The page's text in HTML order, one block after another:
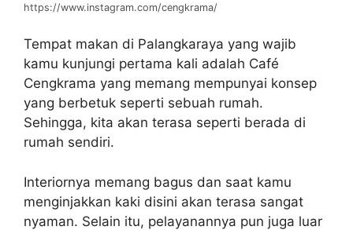
https://www.instagram.com/cengkrama/
Tempat makan di Palangkaraya yang wajib
kamu kunjungi pertama kali adalah Café
Cengkrama yang memang mempunyai konsep
yang berbetuk seperti sebuah rumah.
Sehingga, kita akan terasa seperti berada di
rumah sendiri.
Interiornya memang bagus dan saat kamu
menginjakkan kaki disini akan terasa sangat
nyaman. Selain itu, pelayanannya pun juga luar